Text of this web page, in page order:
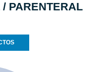
PARENTERAL